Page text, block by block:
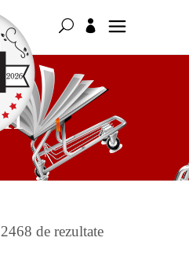
de rezultateSortat